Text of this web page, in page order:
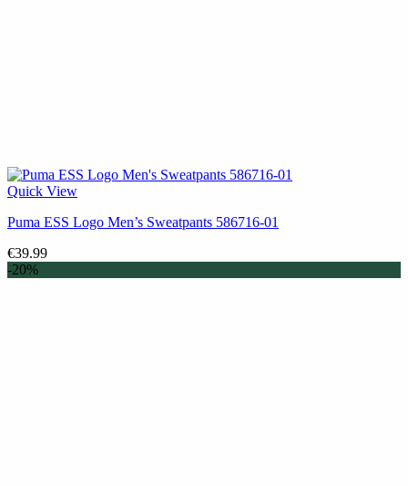
Quick View
Puma ESS Logo Men’s Sweatpants 586716-01
€39.99
-20%